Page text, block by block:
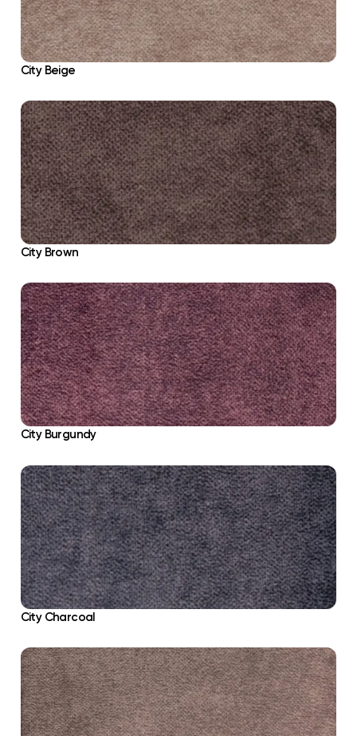
City Beige
City Brown
City Burgundy
City Charcoal